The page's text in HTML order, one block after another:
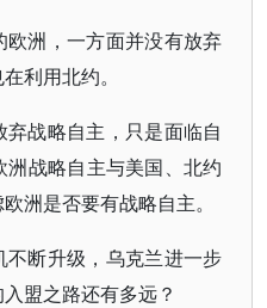
洲，一方面并没有放弃
利用北约。
战略自主，只是面临自
战略自主与美国、北约
洲是否要有战略自主。
断升级，乌克兰进一步
盟之路还有多远？